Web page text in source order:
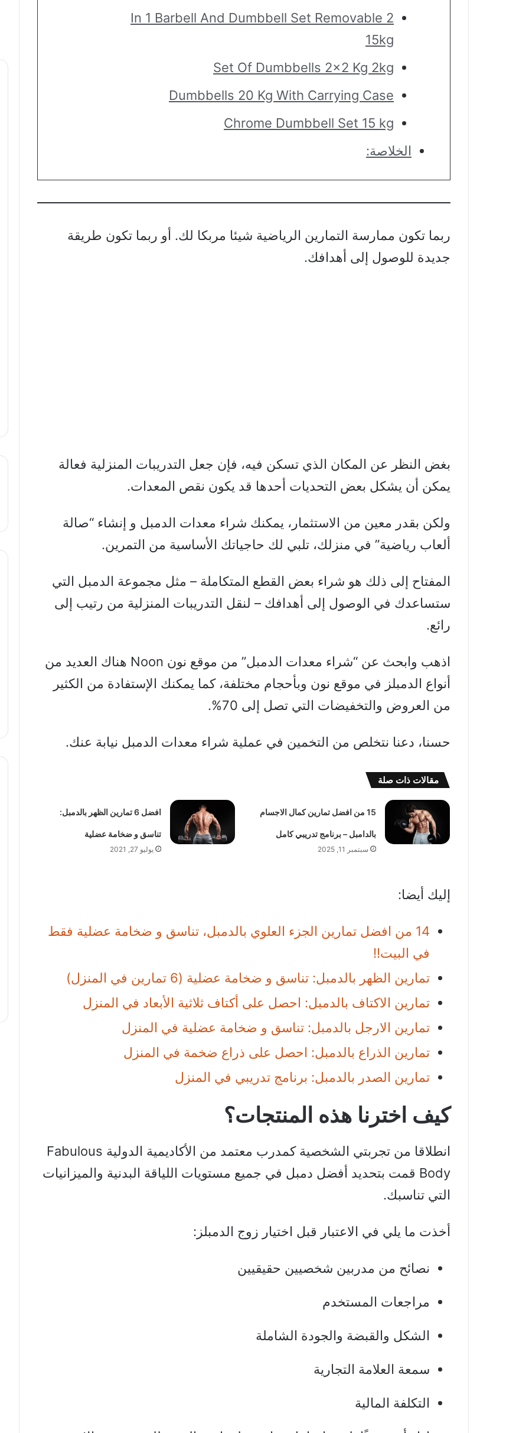
2 In 1 Barbell And Dumbbell Set Removable
15kg
Set Of Dumbbells 2×2 Kg 2kg
Dumbbells 20 Kg With Carrying Case
Chrome Dumbbell Set 15 kg
الخلاصة:
ربما تكون ممارسة التمارين الرياضية شيئا مربكا لك. أو ربما تكون طريقة
جديدة للوصول إلى أهدافك.
بغض النظر عن المكان الذي تسكن فيه، فإن جعل التدريبات المنزلية فعالة
يمكن أن يشكل بعض التحديات أحدها قد يكون نقص المعدات.
ولكن بقدر معين من الاستثمار، يمكنك شراء معدات الدمبل و إنشاء “صالة
ألعاب رياضية” في منزلك، تلبي لك حاجياتك الأساسية من التمرين.
المفتاح إلى ذلك هو شراء بعض القطع المتكاملة – مثل مجموعة الدمبل التي
ستساعدك في الوصول إلى أهدافك – لنقل التدريبات المنزلية من رتيب إلى
رائع.
اذهب وابحث عن “شراء معدات الدمبل” من موقع نون Noon هناك العديد من
أنواع الدمبلز في موقع نون وبأحجام مختلفة، كما يمكنك الإستفادة من الكثير
من العروض والتخفيضات التي تصل إلى 70%.
حسنا، دعنا نتخلص من التخمين في عملية شراء معدات الدمبل نيابة عنك.
مقالات ذات صلة
15 من افضل تمارين كمال الاجسام
بالدامبل – برنامج تدريبي كامل
سبتمبر 11, 2025
افضل 6 تمارين الظهر بالدمبل:
تناسق و ضخامة عضلية
يوليو 27, 2021
إليك أيضا:
14 من افضل تمارين الجزء العلوي بالدمبل، تناسق و ضخامة عضلية فقط
في البيت!!
تمارين الظهر بالدمبل: تناسق و ضخامة عضلية (6 تمارين في المنزل)
تمارين الاكتاف بالدمبل: احصل على أكتاف ثلاثية الأبعاد في المنزل
تمارين الارجل بالدمبل: تناسق و ضخامة عضلية في المنزل
تمارين الذراع بالدمبل: احصل على ذراع ضخمة في المنزل
تمارين الصدر بالدمبل: برنامج تدريبي في المنزل
كيف اخترنا هذه المنتجات؟
انطلاقا من تجربتي الشخصية كمدرب معتمد من الأكاديمية الدولية Fabulous
Body قمت بتحديد أفضل دمبل في جميع مستويات اللياقة البدنية والميزانيات
التي تناسبك.
أخذت ما يلي في الاعتبار قبل اختيار زوج الدمبلز:
نصائح من مدربين شخصيين حقيقيين
مراجعات المستخدم
الشكل والقبضة والجودة الشاملة
سمعة العلامة التجارية
التكلفة المالية